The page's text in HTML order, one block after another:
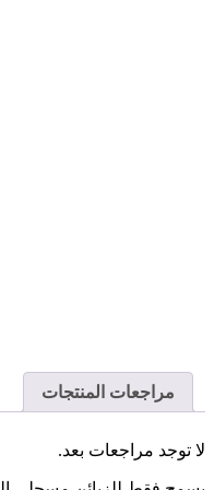
مراجعات المنتجات
لا توجد مراجعات بعد.